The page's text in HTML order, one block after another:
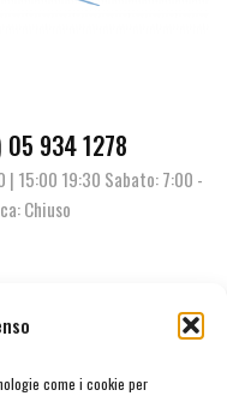
come i cookie per
934 1278
| 15:00 19:30 Sabato: 7:00 -
Chiuso